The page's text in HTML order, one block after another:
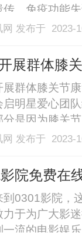
传、免疫功能
的外貌，还可
响。由于白癜
发布于 2023-
展群体膝
健
展群体膝关节
启明星爱心团
分是因为膝关
，为了让帮助
，助医助贫，
发布于 2023-
院免费在
到0301影院，
力于为广大影
一流的电影娱